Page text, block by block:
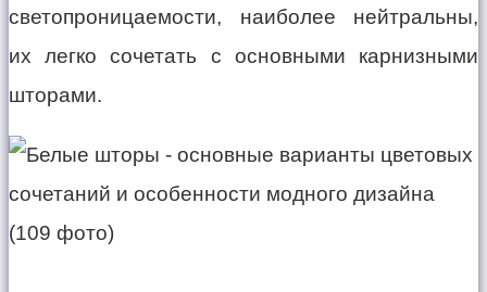
светопроницаемости, наиболее нейтральны,
их легко сочетать с основными карнизными
шторами.